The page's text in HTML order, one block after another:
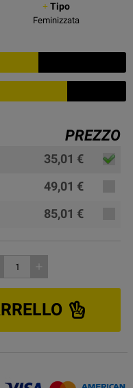
Tipo
Feminizzata
PREZZO
35,01 €
49,01 €
85,01 €
add